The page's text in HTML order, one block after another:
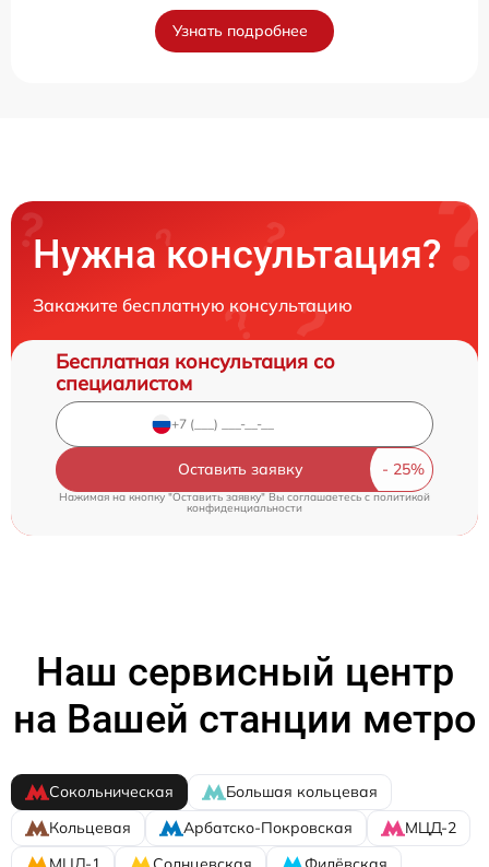
Узнать подробнее
Нужна консультация?
Закажите бесплатную консультацию
Бесплатная консультация со
специалистом
Оставить заявку
Нажимая на кнопку "Оставить заявку" Вы соглашаетесь cполитикой
конфиденциальности
Наш сервисный центр
на Вашей станции метро
Сокольническая
Большая кольцевая
Кольцевая
Арбатско-Покровская
МЦД-2